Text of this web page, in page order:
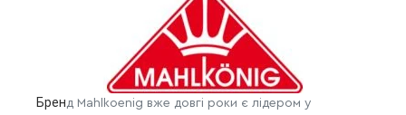
Бренд Mahlkoenig вже довгі роки є лідером у